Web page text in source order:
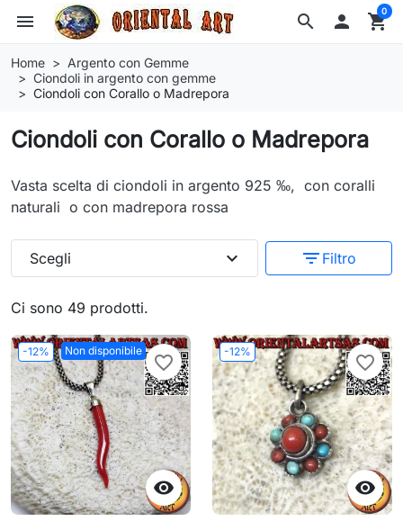
search
menu  shopping_cart
0
Home
Argento con Gemme
Ciondoli in argento con gemme
Ciondoli con Corallo o Madrepora
Ciondoli con Corallo o Madrepora
Vasta scelta di ciondoli in argento 925 ‰, con coralli
naturali o con madrepora rossa
Ci sono 49 prodotti.
Scegli expand_more filter_list Filtro
-12% Non disponibile

favorite_border
-12%

favorite_border